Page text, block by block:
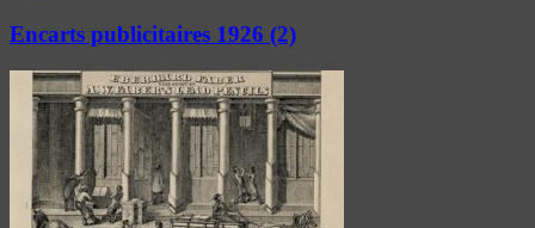
Encarts publicitaires 1926 (2)